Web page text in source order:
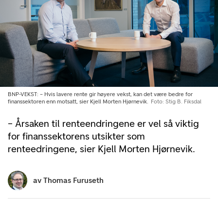
– Årsaken til renteendringene er vel så viktig
for finanssektorens utsikter som
renteedringene, sier Kjell Morten Hjørnevik.
BNP-VEKST: – Hvis lavere rente gir høyere vekst, kan det være bedre for
finanssektoren enn motsatt, sier Kjell Morten Hjørnevik.
Foto: Stig B. Fiksdal
av Thomas Furuseth